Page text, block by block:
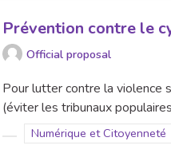
Prévention contre le
Official proposal
Pour lutter contre la violence
(éviter les tribunaux
Filter results for scope:
Numérique et Citoyenneté